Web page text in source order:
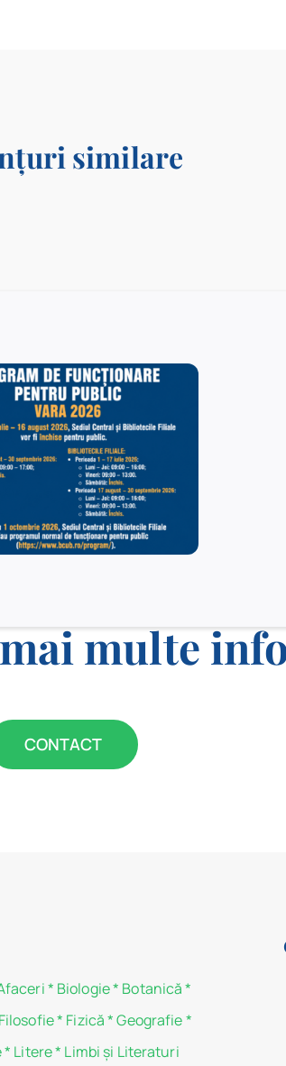
similare
vacant de Îngrijitor – Serviciul
multe
CONTACT
* Biologie* Botanică *
Filosofie* Fizică* Geografie*
* Litere* Limbi și Literaturi